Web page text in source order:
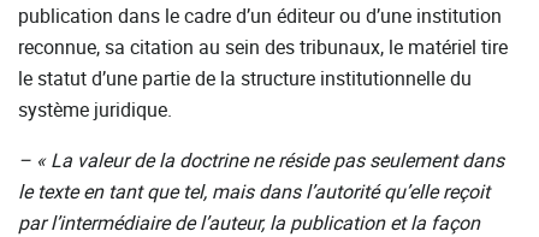
publication dans le cadre d’un éditeur ou d’une institution
reconnue, sa citation au sein des tribunaux, le matériel tire
le statut d’une partie de la structure institutionnelle du
système juridique.
– « La valeur de la doctrine ne réside pas seulement dans
le texte en tant que tel, mais dans l’autorité qu’elle reçoit
par l’intermédiaire de l’auteur, la publication et la façon